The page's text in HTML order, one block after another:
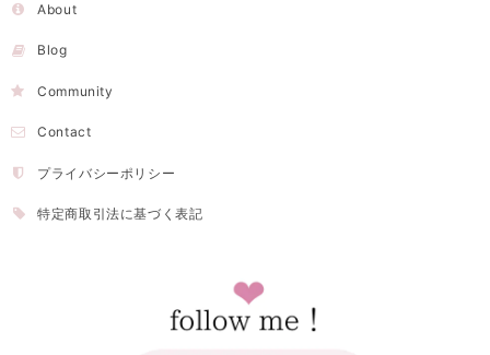
About
Blog
Community
Contact
プライバシーポリシー
特定商取引法に基づく表記